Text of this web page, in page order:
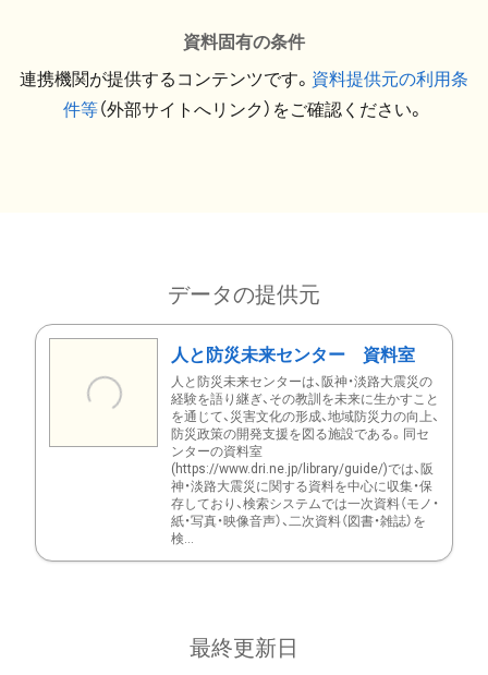
資料固有の条件
連携機関が提供するコンテンツです。 資料提供元の利用条
件等（外部サイトへリンク）をご確認ください。
データの提供元
人と防災未来センター 資料室
人と防災未来センターは、阪神・淡路大震災の
経験を語り継ぎ、その教訓を未来に生かすこと
を通じて、災害文化の形成、地域防災力の向上、
防災政策の開発支援を図る施設である。同セ
ンターの資料室
(https://www.dri.ne.jp/library/guide/)では、阪
神・淡路大震災に関する資料を中心に収集・保
存しており、検索システムでは一次資料（モノ・
紙・写真・映像音声）、二次資料（図書・雑誌）を
検...
最終更新日